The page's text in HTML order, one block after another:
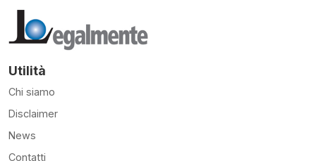
Utilità
Chi siamo
Disclaimer
News
Contatti